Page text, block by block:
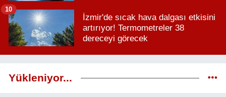
İzmir'de sıcak hava dalgası etkisini
artırıyor! Termometreler 38
dereceyi görecek
10
Yükleniyor...